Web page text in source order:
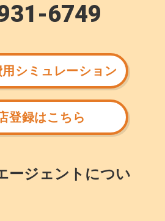
6749
シミュレーション
登録はこちら
ージェントについ